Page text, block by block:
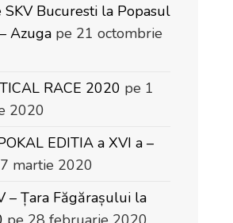
Bucuresti la Popasul
Azuga pe 21 octombrie
RACE 2020 pe 1
2020
EDITIA a XVI a –
martie 2020
– Țara Făgărașului la